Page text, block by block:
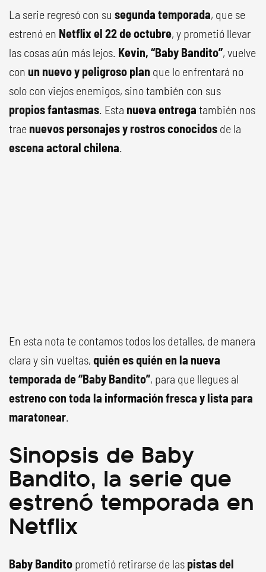
La serie regresó con su segunda temporada, que se
estrenó en Netflix el 22 de octubre, y prometió llevar
las cosas aún más lejos. Kevin, “Baby Bandito”, vuelve
con un nuevo y peligroso plan que lo enfrentará no
solo con viejos enemigos, sino también con sus
propios fantasmas. Esta nueva entrega también nos
trae nuevos personajes y rostros conocidos de la
escena actoral chilena.
En esta nota te contamos todos los detalles, de manera
clara y sin vueltas, quién es quién en la nueva
temporada de “Baby Bandito”, para que llegues al
estreno con toda la información fresca y lista para
maratonear.
Sinopsis de Baby
Bandito, la serie que
estrenó temporada en
Netflix
Baby Bandito prometió retirarse de las pistas del